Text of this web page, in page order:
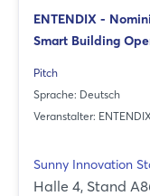
ENTENDIX -
Smart Building
Pitch
Sprache: Deutsch
Veranstalter:
Sunny Innovation
Halle 4, Stand